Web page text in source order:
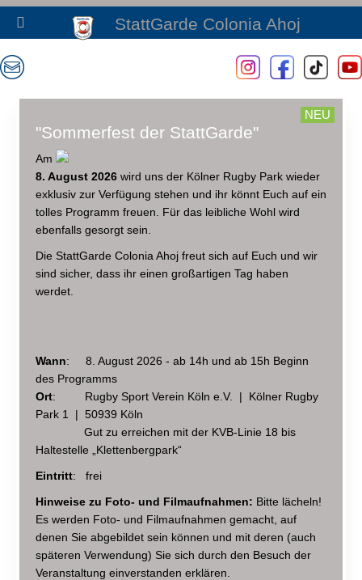
StattGarde Colonia Ahoj
NEU
"Sommerfest der StattGarde"
Am
8. August 2026 wird uns der Kölner Rugby Park wieder
exklusiv zur Verfügung stehen und ihr könnt Euch auf ein
tolles Programm freuen. Für das leibliche Wohl wird
ebenfalls gesorgt sein
Die StattGarde Colonia Ahoj freut sich auf Euch und wir
sind sicher, dass ihr einen großartigen Tag haben
werdet.
Wann: 8. August 2026 - ab 14h und ab 15h Beginn
des Programms
Ort: Rugby Sport Verein Köln e.V. | Kölner Rugby
Park 1 | 50939 Köln
Gut zu erreichen mit der KVB-Linie 18 bis
Haltestelle „Klettenbergpark“
Eintritt: frei
Hinweise zu Foto- und Filmaufnahmen: Bitte lächeln!
Es werden Foto- und Filmaufnahmen gemacht, auf
denen Sie abgebildet sein können und mit deren (auch
späteren Verwendung) Sie sich durch den Besuch der
Veranstaltung einverstanden erklären.